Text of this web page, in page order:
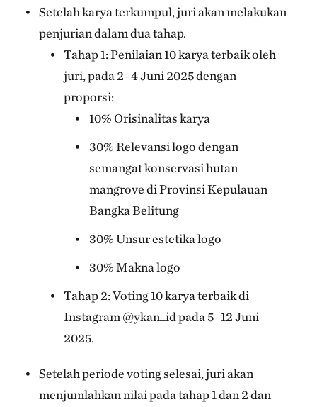
Setelah karya terkumpul, juri akan melakukan
penjurian dalam dua tahap.
Tahap 1: Penilaian 10 karya terbaik oleh
juri, pada 2–4 Juni 2025 dengan
proporsi:
10% Orisinalitas karya
30% Relevansi logo dengan
semangat konservasi hutan
mangrove di Provinsi Kepulauan
Bangka Belitung
30% Unsur estetika logo
30% Makna logo
Tahap 2: Voting 10 karya terbaik di
Instagram @ykan_id pada 5–12 Juni
2025.
Setelah periode voting selesai, juri akan
menjumlahkan nilai pada tahap 1 dan 2 dan